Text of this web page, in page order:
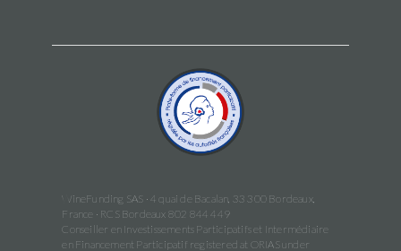
WineFunding SAS · 4 quai de Bacalan, 33 300 Bordeaux,
France · RCS Bordeaux 802 844 449
Conseiller en Investissements Participatifs et Intermédiaire
en Financement Participatif registered at ORIAS under